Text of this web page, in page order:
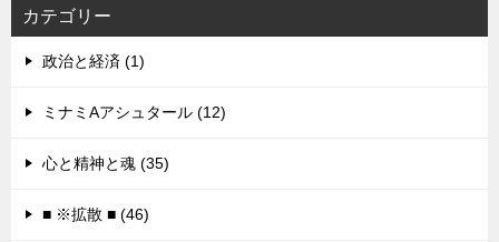
カテゴリー
政治と経済 (1)
ミナミAアシュタール (12)
心と精神と魂 (35)
■ ※拡散 ■ (46)